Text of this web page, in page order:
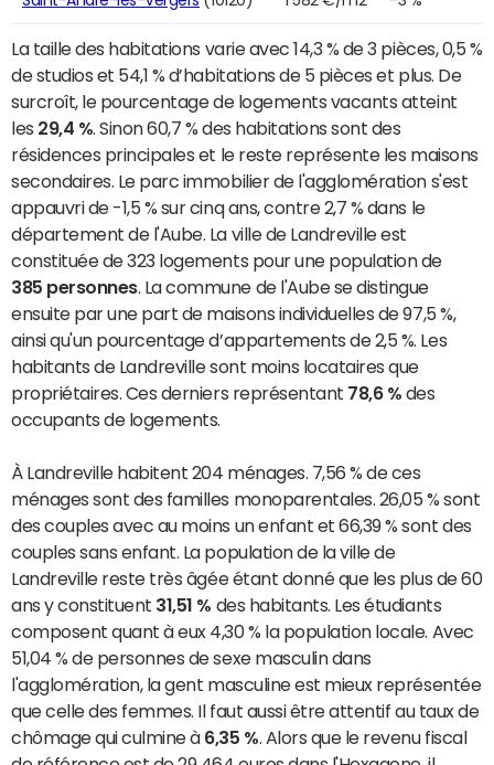
La taille des habitations varie avec 14,3 % de 3 pièces, 0,5 %
de studios et 54,1 % d’habitations de 5 pièces et plus. De
surcroît, le pourcentage de logements vacants atteint
les 29,4 % . Sinon 60,7 % des habitations sont des
résidences principales et le reste représente les maisons
secondaires. Le parc immobilier de l'agglomération s'est
appauvri de -1,5 % sur cinq ans, contre 2,7 % dans le
département de l'Aube. La ville de Landreville est
constituée de 323 logements pour une population de
385 personnes. La commune de l'Aube se distingue
ensuite par une part de maisons individuelles de 97,5 %,
ainsi qu'un pourcentage d’appartements de 2,5 %. Les
habitants de Landreville sont moins locataires que
propriétaires. Ces derniers représentant 78,6 % des
occupants de logements.
À Landreville habitent 204 ménages. 7,56 % de ces
ménages sont des familles monoparentales. 26,05 % sont
des couples avec au moins un enfant et 66,39 % sont des
couples sans enfant. La population de la ville de
Landreville reste très âgée étant donné que les plus de 60
ans y constituent 31,51 % des habitants. Les étudiants
composent quant à eux 4,30 % la population locale. Avec
51,04 % de personnes de sexe masculin dans
l'agglomération, la gent masculine est mieux représentée
que celle des femmes. Il faut aussi être attentif au taux de
chômage qui culmine à 6,35 % . Alors que le revenu fiscal